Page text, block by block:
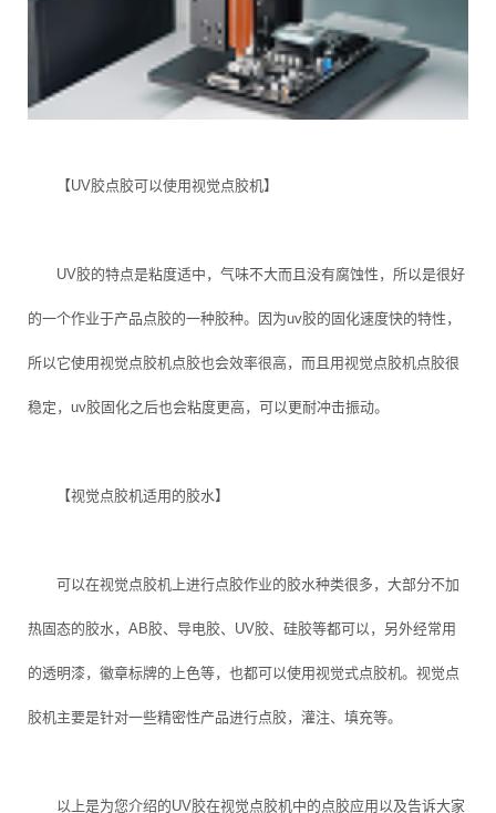
【UV胶点胶可以使用视觉点胶机】
UV胶的特点是粘度适中，气味不大而且没有腐蚀性，所以是很好
的一个作业于产品点胶的一种胶种。因为uv胶的固化速度快的特性，
所以它使用视觉点胶机点胶也会效率很高，而且用视觉点胶机点胶很
稳定，uv胶固化之后也会粘度更高，可以更耐冲击振动。
【视觉点胶机适用的胶水】
可以在视觉点胶机上进行点胶作业的胶水种类很多，大部分不加
热固态的胶水，AB胶、导电胶、UV胶、硅胶等都可以，另外经常用
的透明漆，徽章标牌的上色等，也都可以使用视觉式点胶机。视觉点
胶机主要是针对一些精密性产品进行点胶，灌注、填充等。
以上是为您介绍的UV胶在视觉点胶机中的点胶应用以及告诉大家